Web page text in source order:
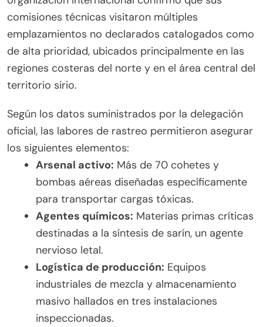
comisiones técnicas visitaron múltiples
emplazamientos no declarados catalogados como
de alta prioridad, ubicados principalmente en las
regiones costeras del norte y en el área central del
territorio sirio.
Según los datos suministrados por la delegación
oficial, las labores de rastreo permitieron asegurar
los siguientes elementos:
Arsenal activo: Más de 70 cohetes y
bombas aéreas diseñadas específicamente
para transportar cargas tóxicas.
Agentes químicos: Materias primas críticas
destinadas a la síntesis de sarín, un agente
nervioso letal.
Logística de producción: Equipos
industriales de mezcla y almacenamiento
masivo hallados en tres instalaciones
inspeccionadas.